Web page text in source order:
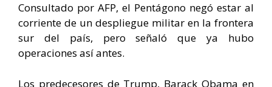
Consultado por AFP, el Pentágono negó estar al
corriente de un despliegue militar en la frontera
sur del país, pero señaló que ya hubo
operaciones así antes.
Los predecesores de Trump, Barack Obama en